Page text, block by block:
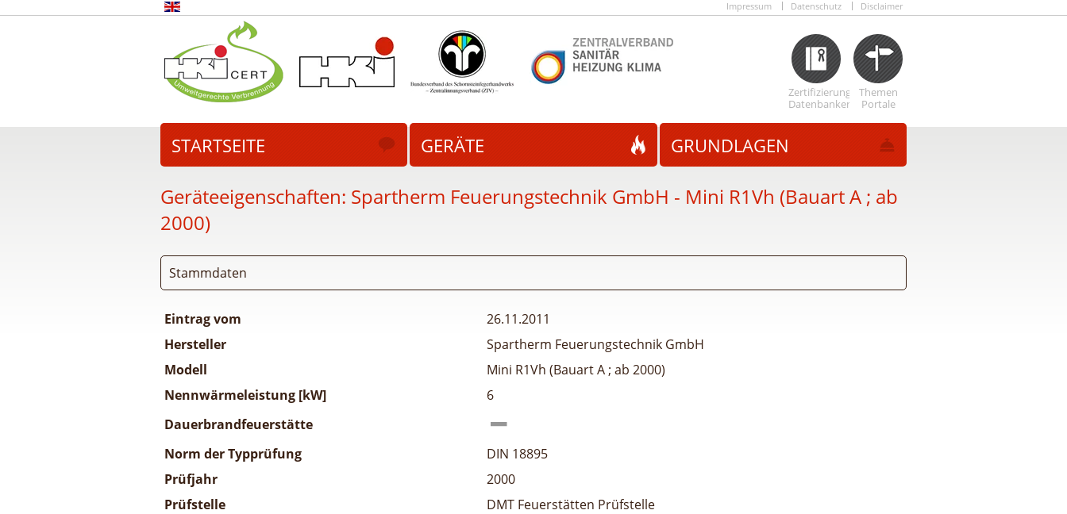
Impressum Datenschutz Disclaimer
Zertifizierungs
Datenbanken
Themen
Portale
STARTSEITE GERÄTE GRUNDLAGEN
Geräteeigenschaften: Spartherm Feuerungstechnik GmbH - Mini R1Vh (Bauart A ; ab
2000)
Stammdaten
Eintrag vom
26.11.2011
Hersteller
Spartherm Feuerungstechnik GmbH
Modell
Mini R1Vh (Bauart A ; ab 2000)
Nennwärmeleistung [kW]
6
Dauerbrandfeuerstätte
Norm der Typprüfung
DIN 18895
Prüfjahr
2000
Prüfstelle
DMT Feuerstätten Prüfstelle